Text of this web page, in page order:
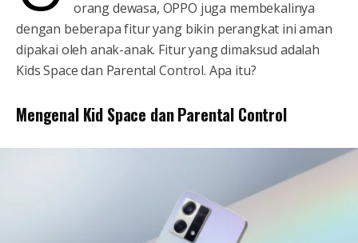
orang dewasa, OPPO juga membekalinya
dengan beberapa fitur yang bikin perangkat ini aman
dipakai oleh anak-anak. Fitur yang dimaksud adalah
Kids Space dan Parental Control. Apa itu?
Mengenal Kid Space dan Parental Control